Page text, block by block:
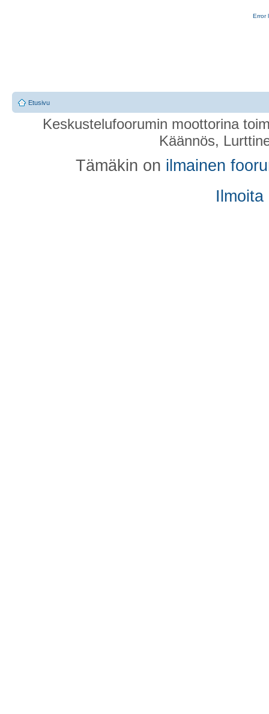
Error
Etusivu
Keskustelufoorumin moottorina
Käännös,
Tämäkin on ilmainen